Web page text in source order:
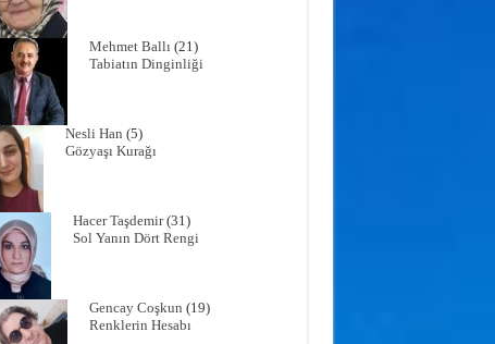
Mehmet Ballı(21)
Tabiatın Dinginliği
Nesli Han (5)
Gözyaşı Kurağı
Hacer Taşdemir(31)
Sol Yanın Dört Rengi
Gencay Coşkun (19)
Renklerin Hesabı